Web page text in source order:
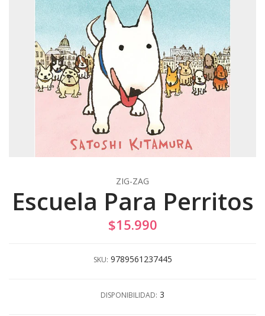
ZIG-ZAG
Escuela Para Perritos
$15.990
SKU: 9789561237445
DISPONIBILIDAD: 3